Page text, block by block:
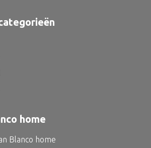
home
Blanco home